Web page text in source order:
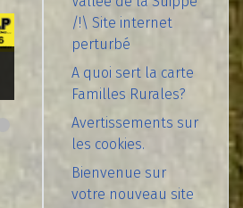
/!\ Site internet
perturbé
A quoi sert la carte
Familles Rurales?
Avertissements sur
les cookies.
Bienvenue sur
votre nouveau site